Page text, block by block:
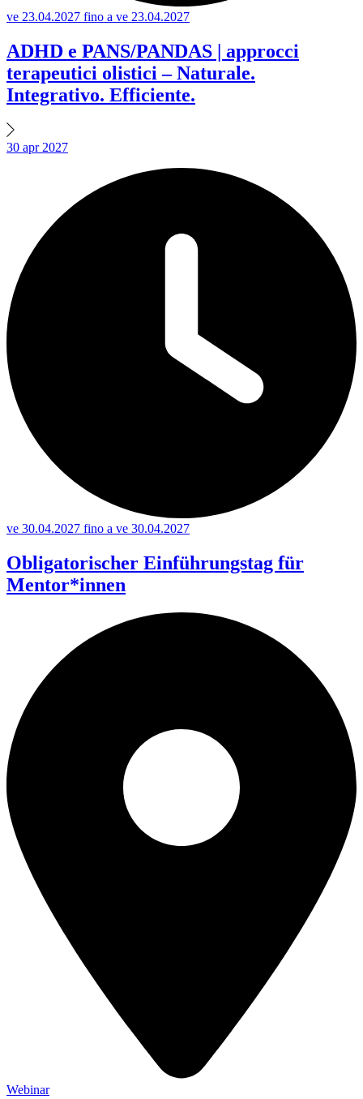
ve 23.04.2027 fino a ve 23.04.2027
ADHD e PANS/PANDAS | approcci
terapeutici olistici – Naturale.
Integrativo. Efficiente.
30 apr 2027
ve 30.04.2027 fino a ve 30.04.2027
Obligatorischer Einführungstag für
Mentor*innen
Webinar